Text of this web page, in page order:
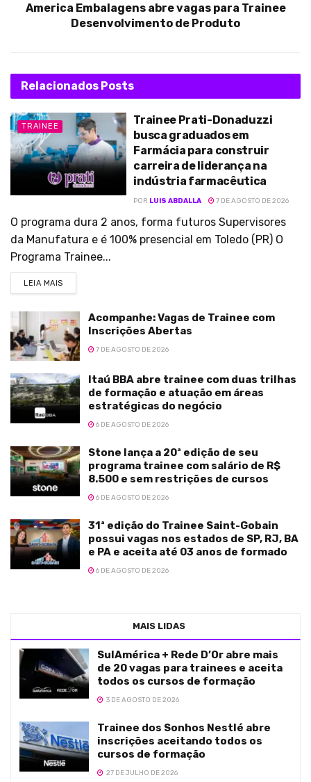
America Embalagens abre vagas para Trainee
Desenvolvimento de Produto
Relacionados Posts
TRAINEE
Trainee Prati-Donaduzzi
busca graduados em
Farmácia para construir
carreira de liderança na
indústria farmacêutica
POR LUIS ABDALLA 7 DE AGOSTO DE 2026
O programa dura 2 anos, forma futuros Supervisores
da Manufatura e é 100% presencial em Toledo (PR) O
Programa Trainee...
LEIA MAIS
Acompanhe: Vagas de Trainee com
Inscrições Abertas
7 DE AGOSTO DE 2026
Itaú BBA abre trainee com duas trilhas
de formação e atuação em áreas
estratégicas do negócio
6 DE AGOSTO DE 2026
Stone lança a 20ª edição de seu
programa trainee com salário de R$
8.500 e sem restrições de cursos
6 DE AGOSTO DE 2026
31ª edição do Trainee Saint-Gobain
possui vagas nos estados de SP, RJ, BA
e PA e aceita até 03 anos de formado
6 DE AGOSTO DE 2026
MAIS LIDAS
SulAmérica + Rede D’Or abre mais
de 20 vagas para trainees e aceita
todos os cursos de formação
3 DE AGOSTO DE 2026
Trainee dos Sonhos Nestlé abre
inscrições aceitando todos os
cursos de formação
27 DE JULHO DE 2026